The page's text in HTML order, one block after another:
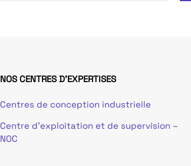
NOS CENTRES D'EXPERTISES
Centres de conception industrielle
Centre d’exploitation et de supervision –
NOC